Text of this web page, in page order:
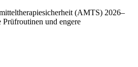
(AMTS) 2026–
und engere